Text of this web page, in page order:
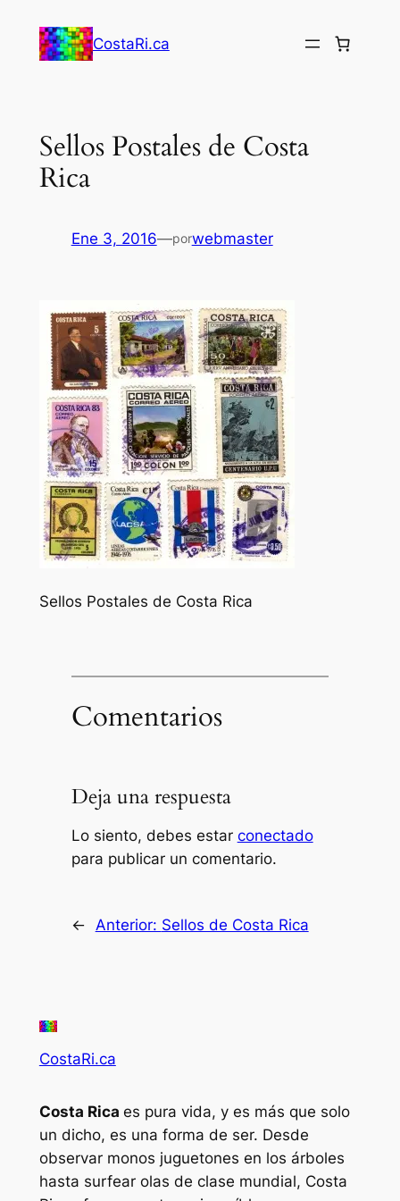
contenido
CostaRi.ca
Sellos Postales de Costa
Rica
Ene 3, 2016—porwebmaster
Sellos Postales de Costa Rica
Comentarios
Deja una respuesta
Lo siento, debes estar conectado
para publicar un comentario.
← Anterior: Sellos de Costa Rica
CostaRi.ca
Costa Rica es pura vida, y es más que solo
un dicho, es una forma de ser. Desde
observar monos juguetones en los árboles
hasta surfear olas de clase mundial, Costa